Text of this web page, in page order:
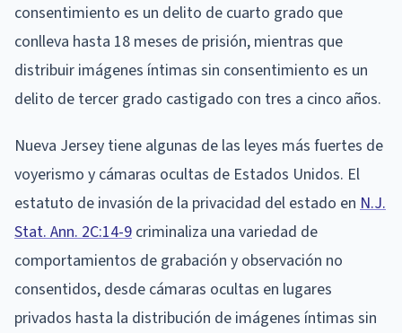
consentimiento es un delito de cuarto grado que
conlleva hasta 18 meses de prisión, mientras que
distribuir imágenes íntimas sin consentimiento es un
delito de tercer grado castigado con tres a cinco años.
Nueva Jersey tiene algunas de las leyes más fuertes de
voyerismo y cámaras ocultas de Estados Unidos. El
estatuto de invasión de la privacidad del estado en N.J.
Stat. Ann. 2C:14-9 criminaliza una variedad de
comportamientos de grabación y observación no
consentidos, desde cámaras ocultas en lugares
privados hasta la distribución de imágenes íntimas sin